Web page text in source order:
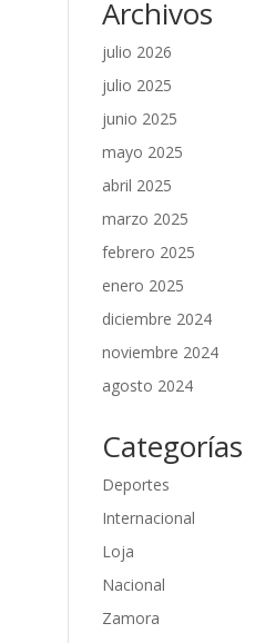
Archivos
julio 2026
julio 2025
junio 2025
mayo 2025
abril 2025
marzo 2025
febrero 2025
enero 2025
diciembre 2024
noviembre 2024
agosto 2024
Categorías
Deportes
Internacional
Loja
Nacional
Zamora